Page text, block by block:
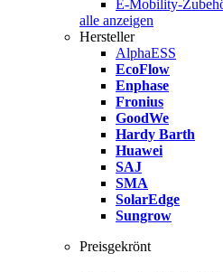
E-Mobility-
alle anzeigen
Hersteller
AlphaESS
EcoFlow
Enphase
Fronius
GoodWe
Hardy Barth
Huawei
SAJ
SMA
SolarEdge
Sungrow
Preisgekrönt